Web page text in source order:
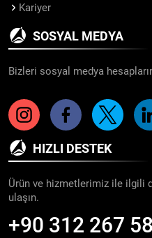
Kariyer
SOSYAL MEDYA
Bizleri sosyal medya
HIZLI DESTEK
Ürün ve hizmetlerimiz ile ilgili
ulaşın.
+90 312 267